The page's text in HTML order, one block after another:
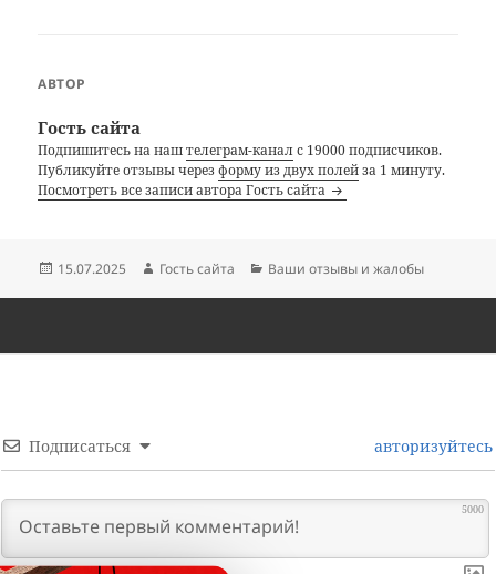
АВТОР
Гость сайта
Подпишитесь на наштелеграм-каналс 19000 подписчиков.
Публикуйте отзывы черезформу из двух полейза 1 минуту.
Посмотреть все записи автора Гость сайта
Опубликовано
15.07.2025 Автор
Гость сайта Рубрики
Ваши отзывы и жалобы
Подписаться авторизуйтесь
5000